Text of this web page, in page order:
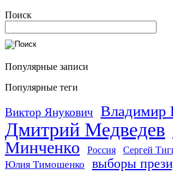
Поиск
Популярные записи
Популярные теги
Виктор Янукович Владимир
Дмитрий Медведев
Минченко
Россия Сергей
Юлия Тимошенко выборы